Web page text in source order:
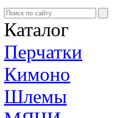
Каталог
Перчатки
Кимоно
Шлемы